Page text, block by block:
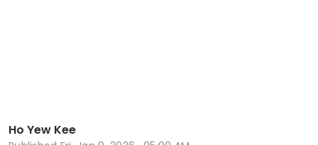
Ho Yew Kee